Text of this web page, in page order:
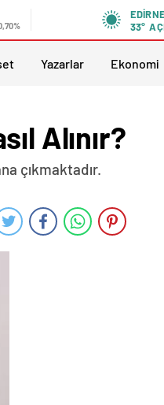
EDIRNE
33°
Yazarlar Ekonomi
Alınır?
çıkmaktadır.